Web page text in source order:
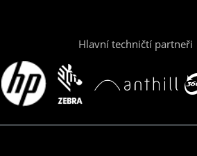
Hlavní techničtí partneři